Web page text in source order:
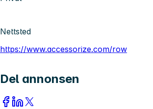
Nettsted
https://www.accessorize.com/row
Del annonsen